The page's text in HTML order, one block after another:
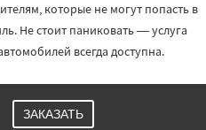
которые не могут попасть в
Не стоит паниковать — услуга
всегда доступна.
ЗАКАЗАТЬ